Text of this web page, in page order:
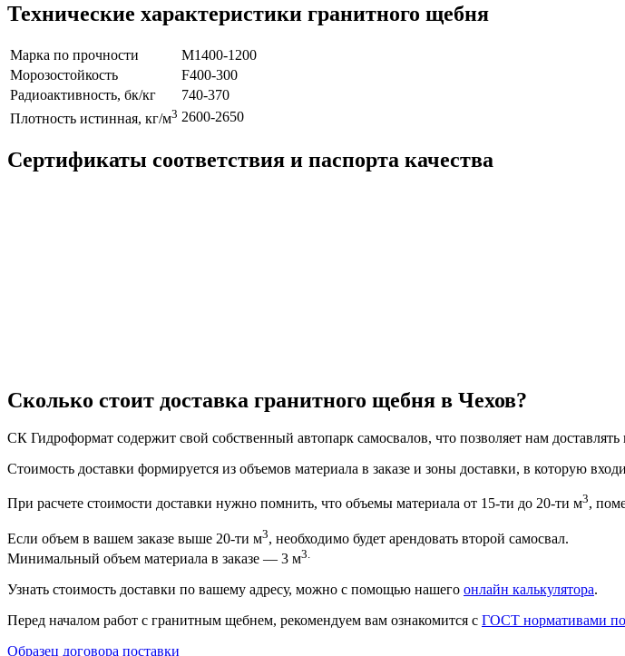
Технические характеристики гранитного щебня
Марка по прочности
М1400-1200
Морозостойкость
F400-300
Радиоактивность, бк/кг
740-370
Плотность истинная, кг/м3 2600-2650
Сертификаты соответствия и паспорта качества
Сколько стоит доставка гранитного щебня в Чехов?
СК Гидроформат содержит свой собственный автопарк самосвалов, что позволяет нам
Стоимость доставки формируется из объемов материала в заказе и зоны доставки, в которую
При расчете стоимости доставки нужно помнить, что объемы материала от 15-ти до 20-ти м3,
Если объем в вашем заказе выше 20-ти м3, необходимо будет арендовать второй самосвал.
Минимальный объем материала в заказе — 3 м3.
Узнать стоимость доставки по вашему адресу, можно с помощью нашего онлайн калькулятора.
Перед началом работ с гранитным щебнем, рекомендуем вам ознакомится с ГОСТ нормативами по
Образец договора поставки